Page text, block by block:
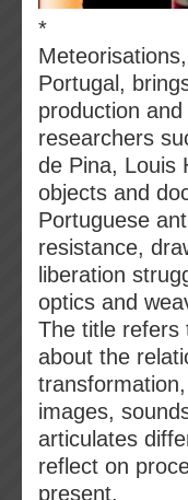
*
Portugal,
production
researchers
de Pina, Louis
objects and
Portuguese
resistance,
liberation
optics and
The title refers
about the
images,
articulates
reflect on
present.